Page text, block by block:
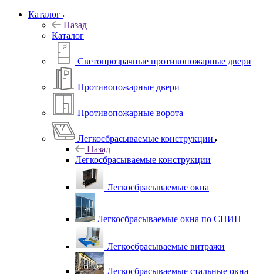
Каталог
Назад
Каталог
Светопрозрачные противопожарные двери
Противопожарные двери
Противопожарные ворота
Легкосбрасываемые конструкции
Назад
Легкосбрасываемые конструкции
Легкосбрасываемые окна
Легкосбрасываемые окна по СНИП
Легкосбрасываемые витражи
Легкосбрасываемые стальные окна